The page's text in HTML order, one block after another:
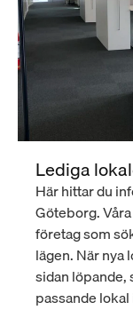
Lediga
Här hittar du
Göteborg.
företag som
lägen. När
sidan löpande,
passande